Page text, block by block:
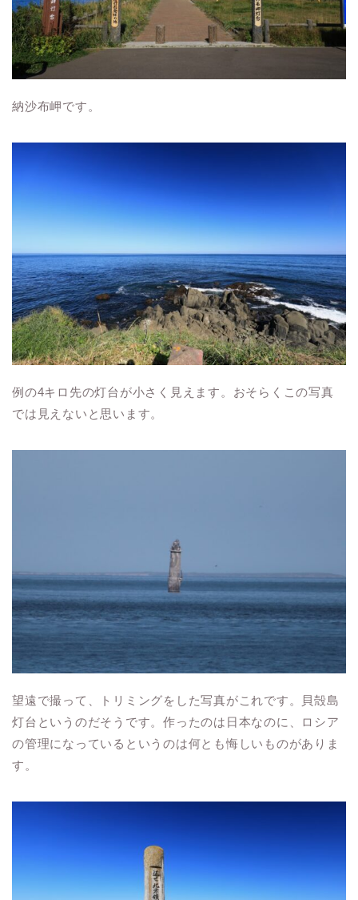
納沙布岬です。
例の4キロ先の灯台が小さく見えます。おそらくこの写真
では見えないと思います。
望遠で撮って、トリミングをした写真がこれです。貝殻島
灯台というのだそうです。作ったのは日本なのに、ロシア
の管理になっているというのは何とも悔しいものがありま
す。